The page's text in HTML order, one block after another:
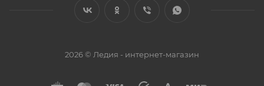
2026 © Ледия - интернет-магазин